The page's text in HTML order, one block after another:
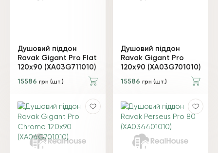
Душовий піддон
Ravak Gigant Pro Flat
120х90 (XA03G711010)
15586 грн (шт.)
Душовий піддон
Ravak Gigant Pro
120х90 (XA03G701010)
15586 грн (шт.)